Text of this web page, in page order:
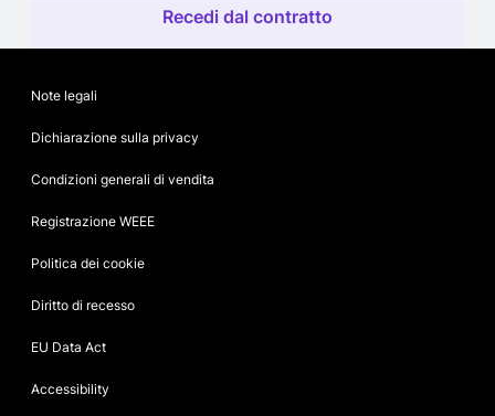
Recedi dal contratto
Note legali
Dichiarazione sulla privacy
Condizioni generali di vendita
Registrazione WEEE
Politica dei cookie
Diritto di recesso
EU Data Act
Accessibility